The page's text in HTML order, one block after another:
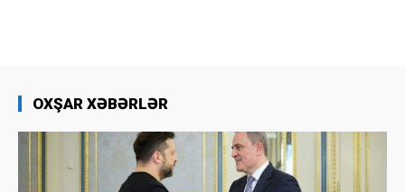
OXŞAR XƏBƏRLƏR